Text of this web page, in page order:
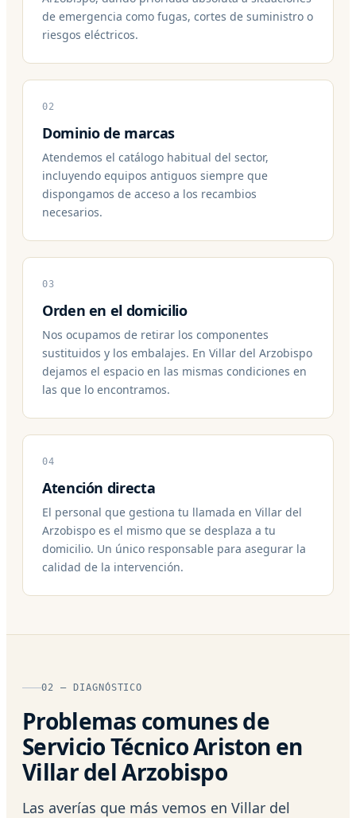
de emergencia como fugas, cortes de suministro o
riesgos eléctricos.
02
Dominio de marcas
Atendemos el catálogo habitual del sector,
incluyendo equipos antiguos siempre que
dispongamos de acceso a los recambios
necesarios.
03
Orden en el domicilio
Nos ocupamos de retirar los componentes
sustituidos y los embalajes. En Villar del Arzobispo
dejamos el espacio en las mismas condiciones en
las que lo encontramos.
04
Atención directa
El personal que gestiona tu llamada en Villar del
Arzobispo es el mismo que se desplaza a tu
domicilio. Un único responsable para asegurar la
calidad de la intervención.
02 — DIAGNÓSTICO
Problemas comunes de
Servicio Técnico Ariston en
Villar del Arzobispo
Las averías que más vemos en Villar del